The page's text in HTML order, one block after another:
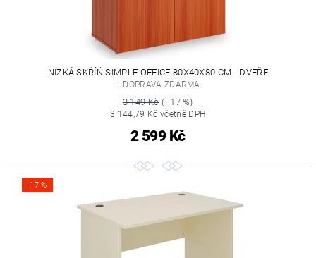
NÍZKÁ SKŘÍŇ SIMPLE OFFICE 80X40X80 CM - DVEŘE
+ DOPRAVA ZDARMA
3 149 Kč(–17 %)
3 144,79 Kč včetně DPH
2 599 Kč
-17 %